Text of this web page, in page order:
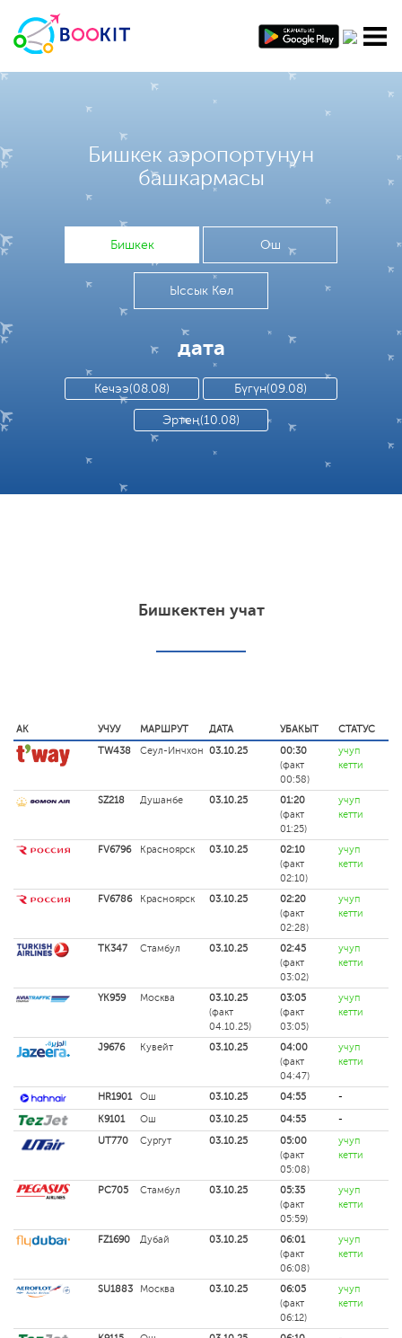
Бишкек аэропортунун
башкармасы
Бишкек Ош
Ыссык Көл
дата
Кечээ(08.08) Бүгүн(09.08)
Эртең(10.08)
Бишкектен учат
АК УЧУУ МАРШРУТ ДАТА УБАКЫТ
СТАТУС
TW438
Сеул-Инчхон 03.10.25
00:30
(факт
00:58)
учуп
кетти
SZ218 Душанбе 03.10.25
01:20
(факт
01:25)
учуп
кетти
FV6796 Красноярск 03.10.25
02:10
(факт
02:10)
учуп
кетти
FV6786 Красноярск 03.10.25
02:20
(факт
02:28)
учуп
кетти
TK347 Стамбул 03.10.25
02:45
(факт
03:02)
учуп
кетти
YK959 Москва
03.10.25
(факт
04.10.25)
03:05
(факт
03:05)
учуп
кетти
J9676 Кувейт 03.10.25
04:00
(факт
04:47)
учуп
кетти
HR1901 Ош 03.10.25 04:55
-
K9101
Ош 03.10.25 04:55
-
UT770
Сургут 03.10.25
05:00
(факт
05:08)
учуп
кетти
PC705 Стамбул 03.10.25
05:35
(факт
05:59)
учуп
кетти
FZ1690 Дубай 03.10.25
06:01
(факт
06:08)
учуп
кетти
SU1883 Москва 03.10.25
06:05
(факт
06:12)
учуп
кетти